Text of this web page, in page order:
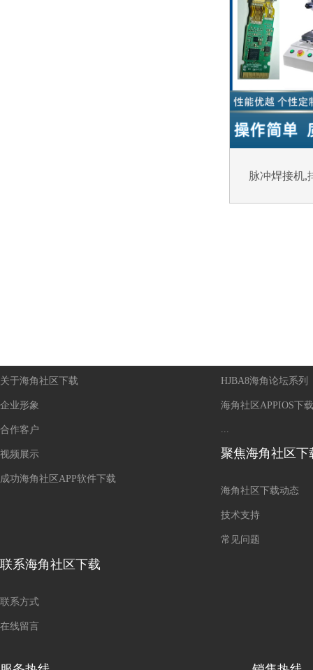
脉冲焊接机,
关于海角社区下载
企业形象
合作客户
视频展示
成功海角社区APP软件下载
HJBA8海角论坛系列
海角社区APPIOS下
...
聚焦海角社区下
海角社区下载动态
技术支持
常见问题
联系海角社区下载
联系方式
在线留言